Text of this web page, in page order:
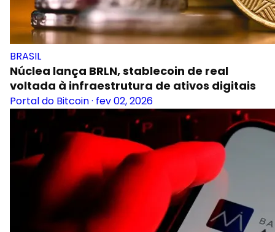
BRASIL
Núclea lança BRLN, stablecoin de real
voltada à infraestrutura de ativos digitais
Portal do Bitcoin· fev 02, 2026